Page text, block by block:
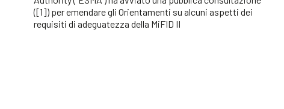
([1]) per emendare gli Orientamenti su alcuni aspetti dei
requisiti di adeguatezza della MiFID II